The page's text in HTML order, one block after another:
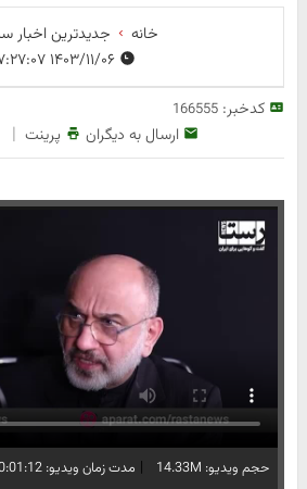
خانه
جدیدترین اخبار
کدخبر:166555
ارسال به دیگران پرینت |
حجم ویدیو: 14.33M | مدت زمان ویدیو: 00:01:12